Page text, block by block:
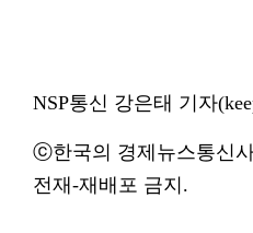
NSP통신 강은태 기자
ⓒ한국의 경제뉴스통신사
전재-재배포 금지.